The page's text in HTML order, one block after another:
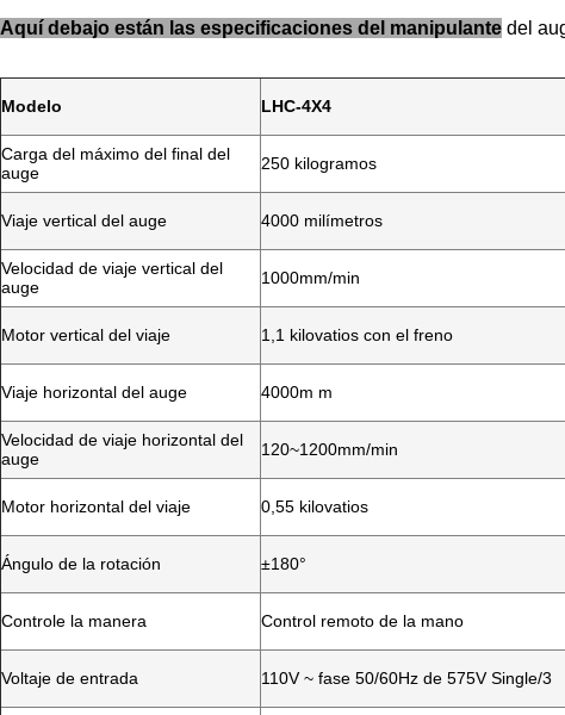
Aquí debajo están las especificaciones del manipulante del
Modelo LHC-4X4
Carga del máximo del final del
auge
250 kilogramos
Viaje vertical del auge 4000 milímetros
Velocidad de viaje vertical del
auge
1000mm/min
Motor vertical del viaje 1,1 kilovatios con el freno
Viaje horizontal del auge 4000m m
Velocidad de viaje horizontal del
auge
120~1200mm/min
Motor horizontal del viaje 0,55 kilovatios
Ángulo de la rotación ±180°
Controle la manera Control remoto de la mano
Voltaje de entrada 110V ~ fase 50/60Hz de 575V Single/3